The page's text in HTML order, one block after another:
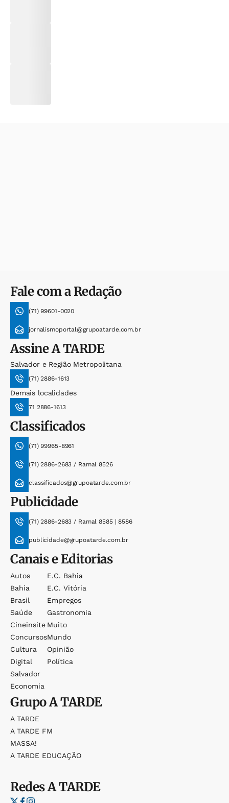
Fale com a Redação
(71) 99601-0020
jornalismoportal@grupoatarde.com.br
AssineA TARDE
Salvador e Região Metropolitana
(71) 2886-1613
Demais localidades
71 2886-1613
Classificados
(71) 99965-8961
(71) 2886-2683 / Ramal 8526
classificados@grupoatarde.com.br
Publicidade
(71) 2886-2683 / Ramal 8585 | 8586
publicidade@grupoatarde.com.br
Canais e Editorias
Autos
Bahia
Brasil
Saúde
Cineinsite
Concursos
Cultura
Digital
Salvador
Economia
E.c. Bahia
E.c. Vitória
Empregos
Gastronomia
Muito
Mundo
Opinião
Política
GrupoA TARDE
A TARDE
A TARDE FM
MASSA!
A TARDE EDUCAÇÃO
RedesA TARDE